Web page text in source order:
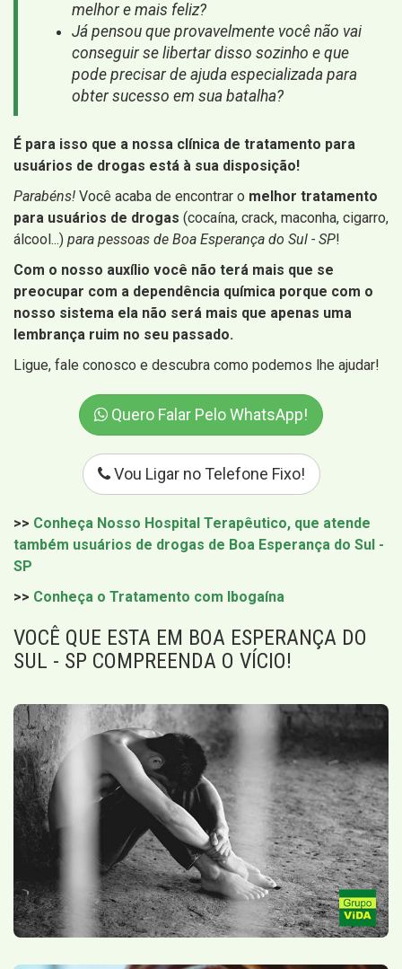
melhor e mais feliz?
Já pensou que provavelmente você não vai
conseguir se libertar disso sozinho e que
pode precisar de ajuda especializada para
obter sucesso em sua batalha?
É para isso que a nossa clínica de tratamento para
usuários de drogas está à sua disposição!
Parabéns! Você acaba de encontrar o melhor tratamento
para usuários de drogas (cocaína, crack, maconha, cigarro,
álcool...) para pessoas de Boa Esperança do Sul - SP!
Com o nosso auxílio você não terá mais que se
preocupar com a dependência química porque com o
nosso sistema ela não será mais que apenas uma
lembrança ruim no seu passado.
Ligue, fale conosco e descubra como podemos lhe ajudar!
Quero Falar Pelo WhatsApp!
Vou Ligar no Telefone Fixo!
>> Conheça Nosso Hospital Terapêutico, que atende
também usuários de drogas de Boa Esperança do Sul -
SP
>> Conheça o Tratamento com Ibogaína
VOCÊ QUE ESTA EM BOA ESPERANÇA DO
SUL - SP COMPREENDA O VÍCIO!